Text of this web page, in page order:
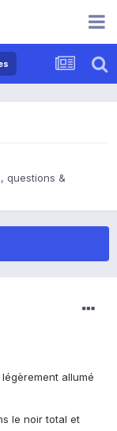
questions &
allumé
le noir total et